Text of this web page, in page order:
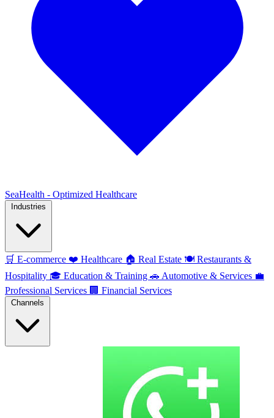
SeaHealth - Optimized Healthcare
🛒 E-commerce ❤️ Healthcare 🏠 Real Estate 🍽️ Restaurants &
Hospitality 🎓 Education & Training 🚗 Automotive & Services 💼
Professional Services 🏢 Financial Services